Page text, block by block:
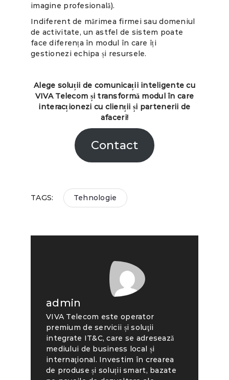
imagine profesională).
Indiferent de mărimea firmei sau domeniul
de activitate, un astfel de sistem poate
face diferența în modul în care îți
gestionezi echipa și resursele.
Alege soluții de comunicații inteligente cu
VIVA Telecom și transformă modul în care
interacționezi cu clienții și partenerii de
afaceri!
Contact
TAGS: Tehnologie
admin
VIVA Telecom este operator
premium de servicii și soluţii
integrate IT&C, care se adresează
mediului de business local și
internaţional. Investim în crearea
de produse și soluții smart, bazate